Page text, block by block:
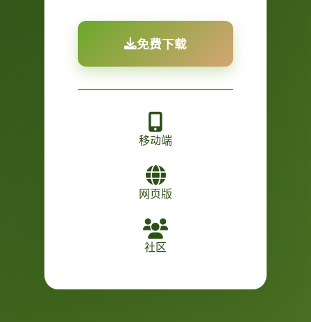
免费下载
移动端
网页版
社区